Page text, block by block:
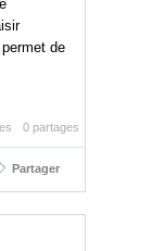
de
0 partages
Partager